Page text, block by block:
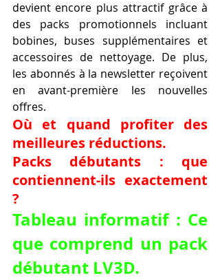
devient encore plus attractif grâce à
des packs promotionnels incluant
bobines, buses supplémentaires et
accessoires de nettoyage. De plus,
les abonnés à la newsletter reçoivent
en avant-première les nouvelles
offres.
Où et quand profiter des
meilleures réductions.
Packs débutants : que
contiennent-ils exactement
?
Tableau informatif : Ce
que comprend un pack
débutant LV3D.